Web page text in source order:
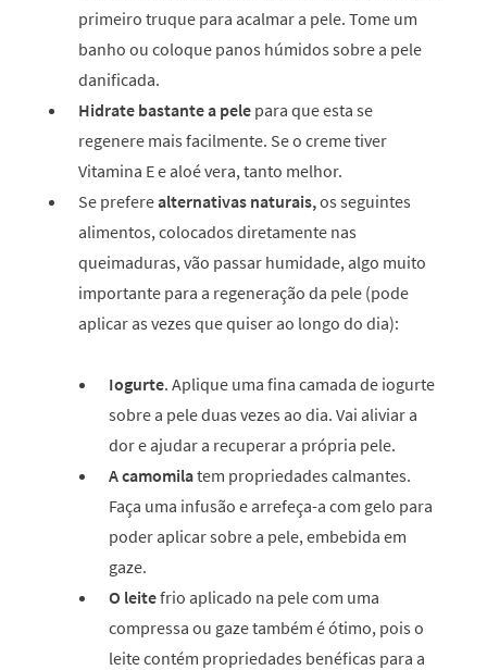
primeiro truque para acalmar a pele. Tome um
banho ou coloque panos húmidos sobre a pele
danificada.
Hidrate bastante a pele para que esta se
regenere mais facilmente. Se o creme tiver
Vitamina E e aloé vera, tanto melhor.
Se preferealternativas naturais,os seguintes
alimentos, colocados diretamente nas
queimaduras, vão passar humidade, algo muito
importante para a regeneração da pele (pode
aplicar as vezes que quiser ao longo do dia):
Iogurte. Aplique uma fina camada de iogurte
sobre a pele duas vezes ao dia. Vai aliviar a
dor e ajudar a recuperar a própria pele.
A camomilatem propriedades calmantes.
Faça uma infusão e arrefeça-a com gelo para
poder aplicar sobre a pele, embebida em
gaze.
O leitefrio aplicado na pele com uma
compressa ou gaze também é ótimo, pois o
leite contém propriedades benéficas para a